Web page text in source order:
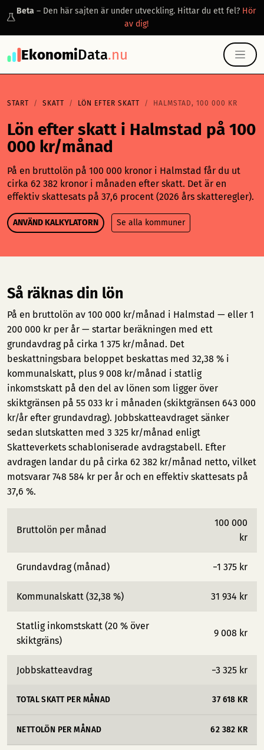
Beta – Den här sajten är under utveckling. Hittar du ett fel? Hör
av dig!
EkonomiData.nu
START SKATT LÖN EFTER SKATT HALMSTAD, 100 000 KR
Lön efter skatt i Halmstad på 100
000 kr/månad
På en bruttolön på 100 000 kronor i Halmstad får du ut
cirka 62 382 kronor i månaden efter skatt. Det är en
effektiv skattesats på 37,6 procent (2026 års skatteregler).
ANVÄND KALKYLATORN Se alla kommuner
Så räknas din lön
På en bruttolön av 100 000 kr/månad i Halmstad — eller 1
200 000 kr per år — startar beräkningen med ett
grundavdrag på cirka 1 375 kr/månad. Det
beskattningsbara beloppet beskattas med 32,38 % i
kommunalskatt, plus 9 008 kr/månad i statlig
inkomstskatt på den del av lönen som ligger över
skiktgränsen på 55 033 kr i månaden (skiktgränsen 643 000
kr/år efter grundavdrag). Jobbskatteavdraget sänker
sedan slutskatten med 3 325 kr/månad enligt
Skatteverkets schabloniserade avdragstabell. Efter
avdragen landar du på cirka 62 382 kr/månad netto, vilket
motsvarar 748 584 kr per år och en effektiv skattesats på
37,6 %.
Bruttolön per månad
100 000
kr
Grundavdrag (månad) −1 375 kr
Kommunalskatt (32,38 %) 31 934 kr
Statlig inkomstskatt (20 % över
skiktgräns)
9 008 kr
Jobbskatteavdrag −3 325 kr
TOTAL SKATT PER MÅNAD 37 618 KR
NETTOLÖN PER MÅNAD 62 382 KR